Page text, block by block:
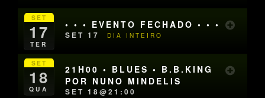
SET
17
TER
• • • EVENTO FECHADO • • •
SET 17 DIA INTEIRO
SET
18
QUA
21H00 • BLUES • B.B.KING
POR NUNO MINDELIS
SET 18@21:00